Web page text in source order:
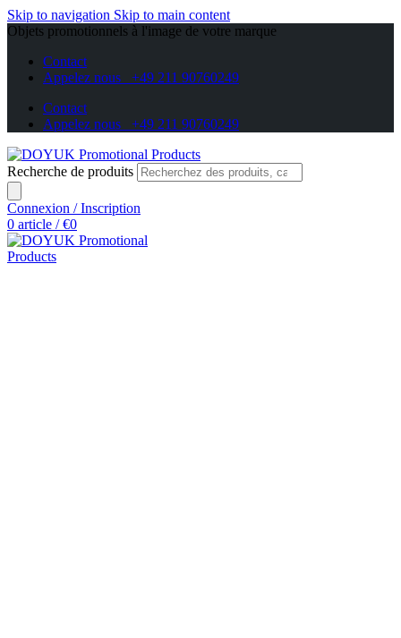
Skip to navigation Skip to main content
Objets promotionnels à l'image de votre marque
Contact
Appelez nous +49 211 90760249
Contact
Appelez nous +49 211 90760249
Recherche de produits
Connexion / Inscription
0 article / €0